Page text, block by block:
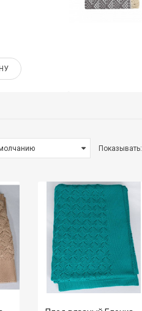
Показывать: